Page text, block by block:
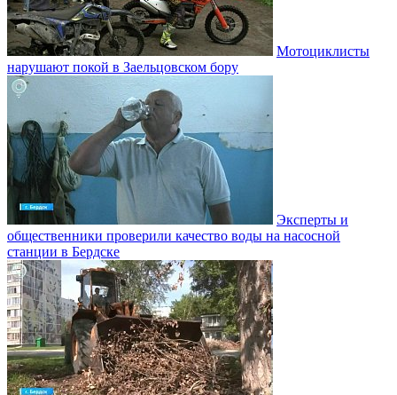
Мотоциклисты
нарушают покой в Заельцовском бору
Эксперты и
общественники проверили качество воды на насосной
станции в Бердске